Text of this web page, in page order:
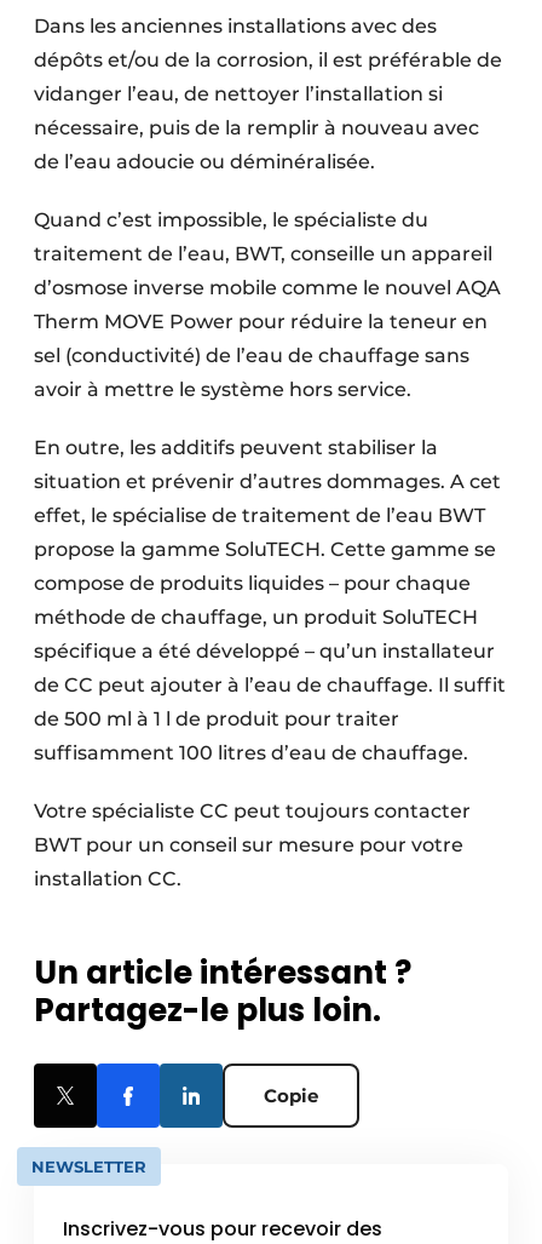
Dans les anciennes installations avec des
dépôts et/ou de la corrosion, il est préférable de
vidanger l’eau, de nettoyer l’installation si
nécessaire, puis de la remplir à nouveau avec
de l’eau adoucie ou déminéralisée.
Quand c’est impossible, le spécialiste du
traitement de l’eau, BWT, conseille un appareil
d’osmose inverse mobile comme le nouvel AQA
Therm MOVE Power pour réduire la teneur en
sel (conductivité) de l’eau de chauffage sans
avoir à mettre le système hors service.
En outre, les additifs peuvent stabiliser la
situation et prévenir d’autres dommages. A cet
effet, le spécialise de traitement de l’eau BWT
propose la gamme SoluTECH. Cette gamme se
compose de produits liquides – pour chaque
méthode de chauffage, un produit SoluTECH
spécifique a été développé – qu’un installateur
de CC peut ajouter à l’eau de chauffage. Il suffit
de 500 ml à 1 l de produit pour traiter
suffisamment 100 litres d’eau de chauffage.
Votre spécialiste CC peut toujours contacter
BWT pour un conseil sur mesure pour votre
installation CC.
Un article intéressant ?
Partagez-le plus loin.
Copie
NEWSLETTER
Inscrivez-vous pour recevoir des